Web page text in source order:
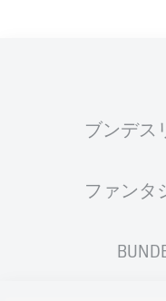
ブンデス
ファンタ
Welcome along